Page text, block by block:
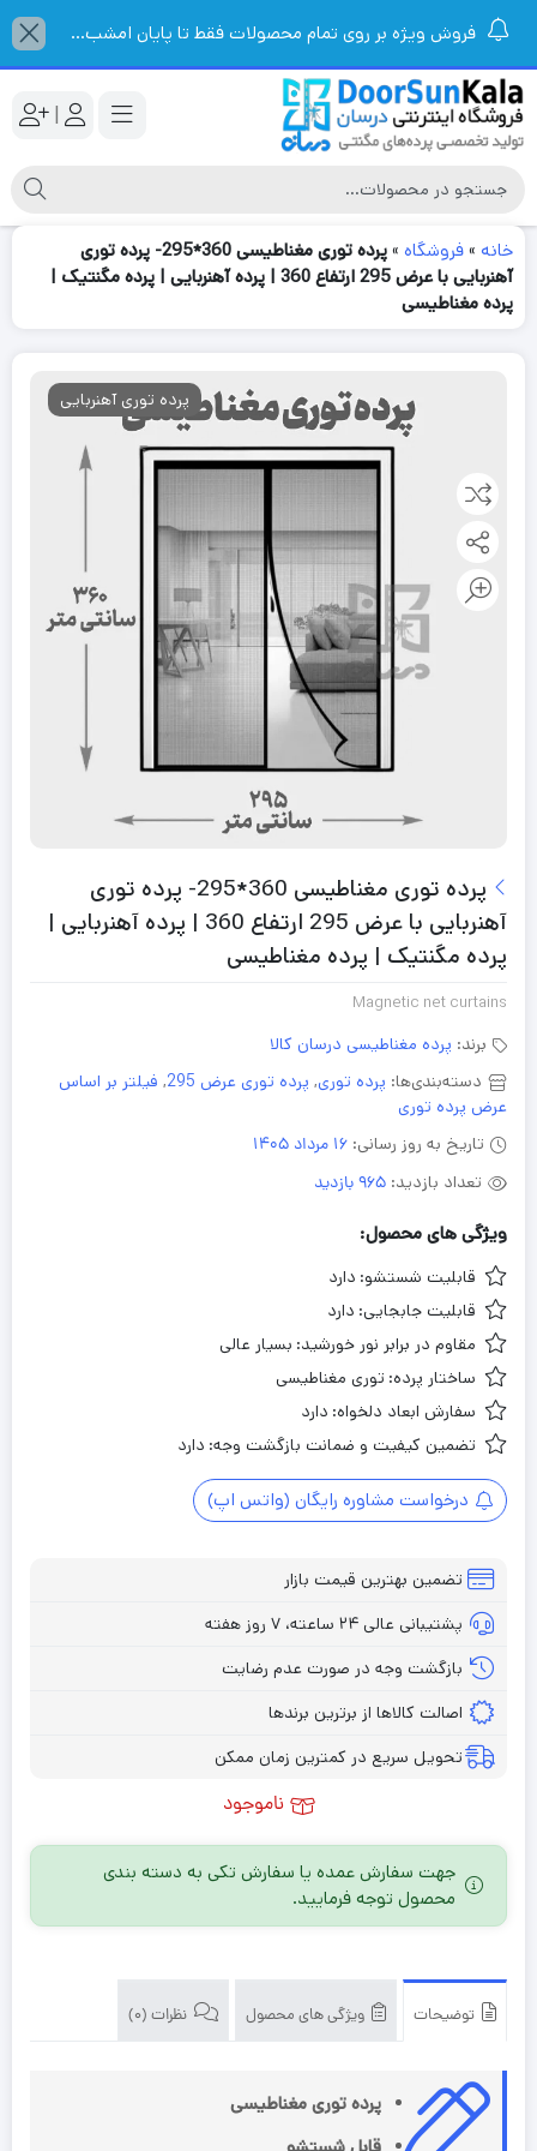
فروش ویژه بر روی تمام محصولات فقط تا پایان امشب...
|
خانه »فروشگاه »
پرده توری مغناطیسی 360*295- پرده توری
آهنربایی با عرض 295 ارتفاع 360 | پرده آهنربایی | پرده مگنتیک |
پرده مغناطیسی
پرده توری آهنربایی
پرده توری مغناطیسی 360*295- پرده توری
آهنربایی با عرض 295 ارتفاع 360 | پرده آهنربایی |
پرده مگنتیک | پرده مغناطیسی
Magnetic net curtains
برند: پرده مغناطیسی درسان کالا
دسته‌بندی‌ها: پرده توری, پرده توری عرض 295 , فیلتر بر اساس
عرض پرده توری
تاریخ به روز رسانی: 16 مرداد 1405
تعداد بازدید: 965 بازدید
ویژگی های محصول:
قابلیت شستشو: دارد
قابلیت جابجایی: دارد
مقاوم در برابر نور خورشید: بسیار عالی
ساختار پرده: توری مغناطیسی
سفارش ابعاد دلخواه: دارد
تضمین کیفیت و ضمانت بازگشت وجه: دارد
درخواست مشاوره رایگان (واتس اپ)
تضمین بهترین قیمت بازار
پشتیبانی عالی ۲۴ ساعته، ۷ روز هفته
بازگشت وجه در صورت عدم رضایت
اصالت کالاها از برترین برندها
تحویل سریع در کمترین زمان ممکن
ناموجود
جهت سفارش عمده یا سفارش تکی به دسته بندی
محصول توجه فرمایید.
توضیحات ویژگی های محصول نظرات (0)
پرده توری مغناطیسی